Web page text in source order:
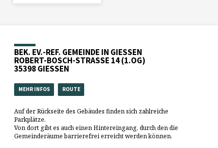
BEK. EV.-REF. GEMEINDE IN GIESSEN
ROBERT-BOSCH-STRASSE 14 (1.OG)
35398 GIESSEN
MEHR INFOS ROUTE
Auf der Rückseite des Gebäudes finden sich zahlreiche
Parkplätze.
Von dort gibt es auch einen Hintereingang, durch den die
Gemeinderäume barrierefrei erreicht werden können.